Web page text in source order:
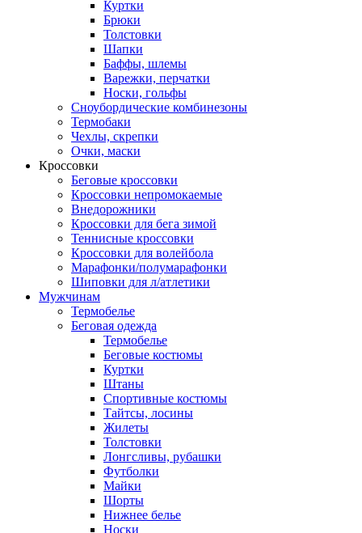
Куртки
Брюки
Толстовки
Шапки
Баффы, шлемы
Варежки, перчатки
Носки, гольфы
Сноубордические комбинезоны
Термобаки
Чехлы, скрепки
Очки, маски
Кроссовки
Беговые кроссовки
Кроссовки непромокаемые
Внедорожники
Кроссовки для бега зимой
Теннисные кроссовки
Кроссовки для волейбола
Марафонки/полумарафонки
Шиповки для л/атлетики
Мужчинам
Термобелье
Беговая одежда
Термобелье
Беговые костюмы
Куртки
Штаны
Спортивные костюмы
Тайтсы, лосины
Жилеты
Толстовки
Лонгсливы, рубашки
Футболки
Майки
Шорты
Нижнее белье
Носки